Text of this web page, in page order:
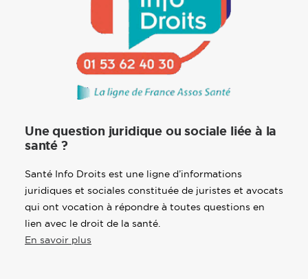
Une question juridique ou sociale liée à la
santé ?
Santé Info Droits est une ligne d’informations
juridiques et sociales constituée de juristes et avocats
qui ont vocation à répondre à toutes questions en
lien avec le droit de la santé.
En savoir plus